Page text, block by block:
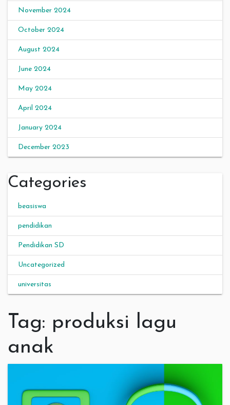
November 2024
October 2024
August 2024
June 2024
May 2024
April 2024
January 2024
December 2023
Categories
beasiswa
pendidikan
Pendidikan SD
Uncategorized
universitas
Tag: produksi lagu
anak